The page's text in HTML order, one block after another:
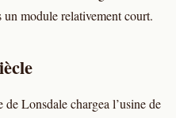
module relativement court.
Lonsdale chargea l’usine de